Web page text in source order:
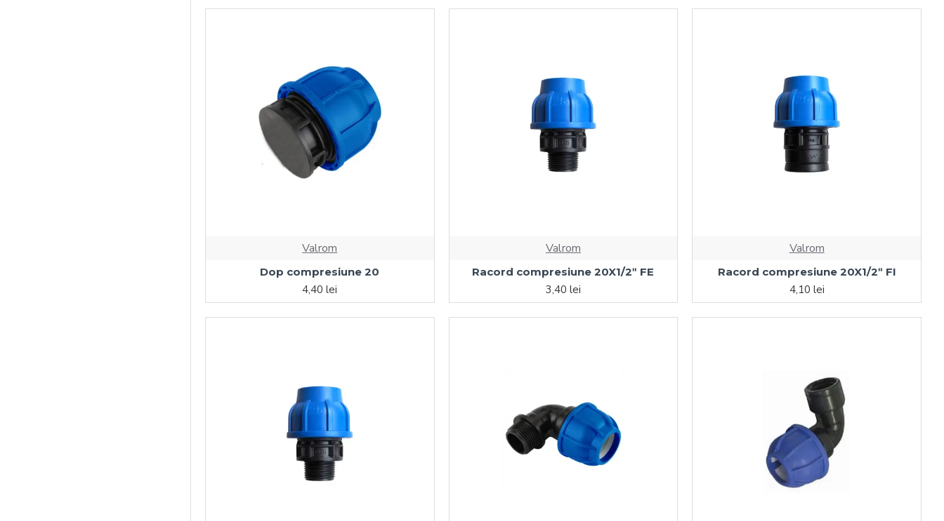
Valrom
Dop compresiune 20
4,40 lei
Valrom
Racord compresiune 20X1/2ʺ FE
3,40 lei
Valrom
Racord compresiune 20X1/2ʺ FI
4,10 lei